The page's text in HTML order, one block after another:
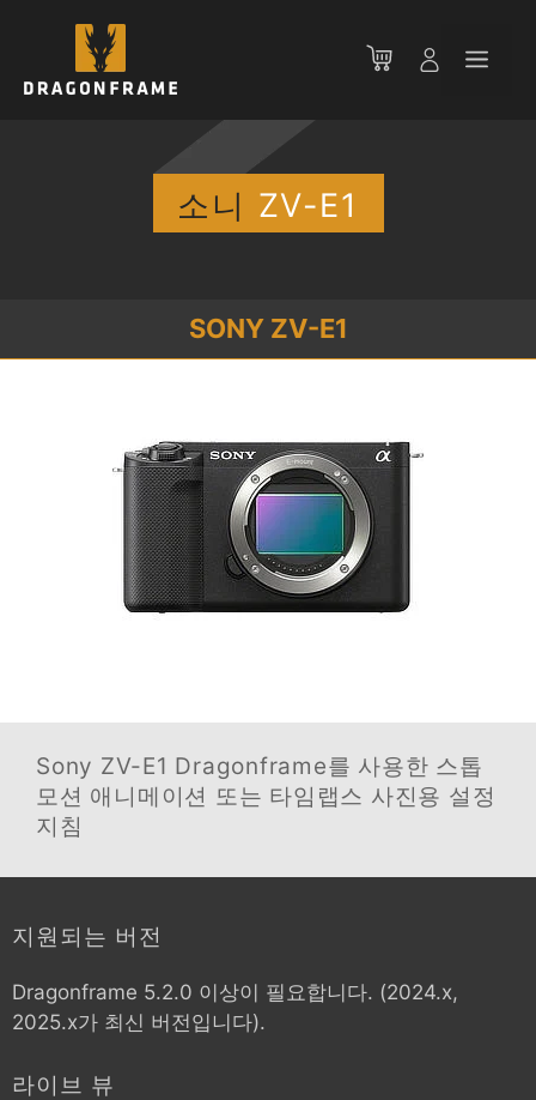
메
소니 ZV-E1
SONY ZV-E1
Sony ZV-E1 Dragonframe를 사용한 스톱
모션 애니메이션 또는 타임랩스 사진용 설정
지침
지원되는 버전
Dragonframe 5.2.0 이상이 필요합니다. (2024.x,
2025.x가 최신 버전입니다).
라이브 뷰